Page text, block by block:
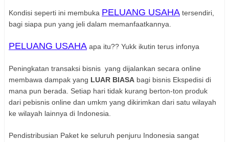
Kondisi seperti ini membuka PELUANG USAHA tersendiri,
bagi siapa pun yang jeli dalam memanfaatkannya.
PELUANG USAHA apa itu?? Yukk ikutin terus infonya
Peningkatan transaksi bisnis yang dijalankan secara online
membawa dampak yang LUAR BIASA bagi bisnis Ekspedisi di
mana pun berada. Setiap hari tidak kurang berton-ton produk
dari pebisnis online dan umkm yang dikirimkan dari satu wilayah
ke wilayah lainnya di Indonesia.
Pendistribusian Paket ke seluruh penjuru Indonesia sangat